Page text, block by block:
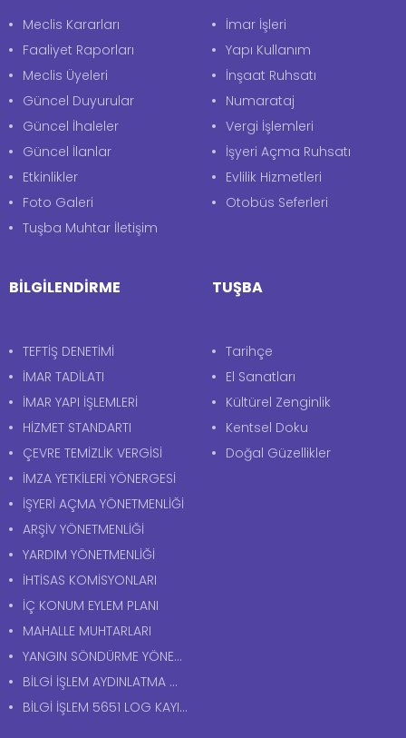
Meclis Kararları
Faaliyet Raporları
Meclis Üyeleri
Güncel Duyurular
Güncel İhaleler
Güncel İlanlar
Etkinlikler
Foto Galeri
Tuşba Muhtar İletişim
İmar İşleri
Yapı Kullanım
İnşaat Ruhsatı
Numarataj
Vergi İşlemleri
İşyeri Açma Ruhsatı
Evlilik Hizmetleri
Otobüs Seferleri
BİLGİLENDİRME
TEFTİŞ DENETİMİ
İMAR TADİLATI
İMAR YAPI İŞLEMLERİ
HİZMET STANDARTI
ÇEVRE TEMİZLİK VERGİSİ
İMZA YETKİLERİ YÖNERGESİ
İŞYERİ AÇMA YÖNETMENLİĞİ
ARŞİV YÖNETMENLİĞİ
YARDIM YÖNETMENLİĞİ
İHTİSAS KOMİSYONLARI
İÇ KONUM EYLEM PLANI
MAHALLE MUHTARLARI
YANGIN SÖNDÜRME YÖNERGESİ
BİLGİ İŞLEM AYDINLATMA METNİ
BİLGİ İŞLEM 5651 LOG KAYITLARI AYDINLATMA METNİ
TUŞBA
Tarihçe
El Sanatları
Kültürel Zenginlik
Kentsel Doku
Doğal Güzellikler